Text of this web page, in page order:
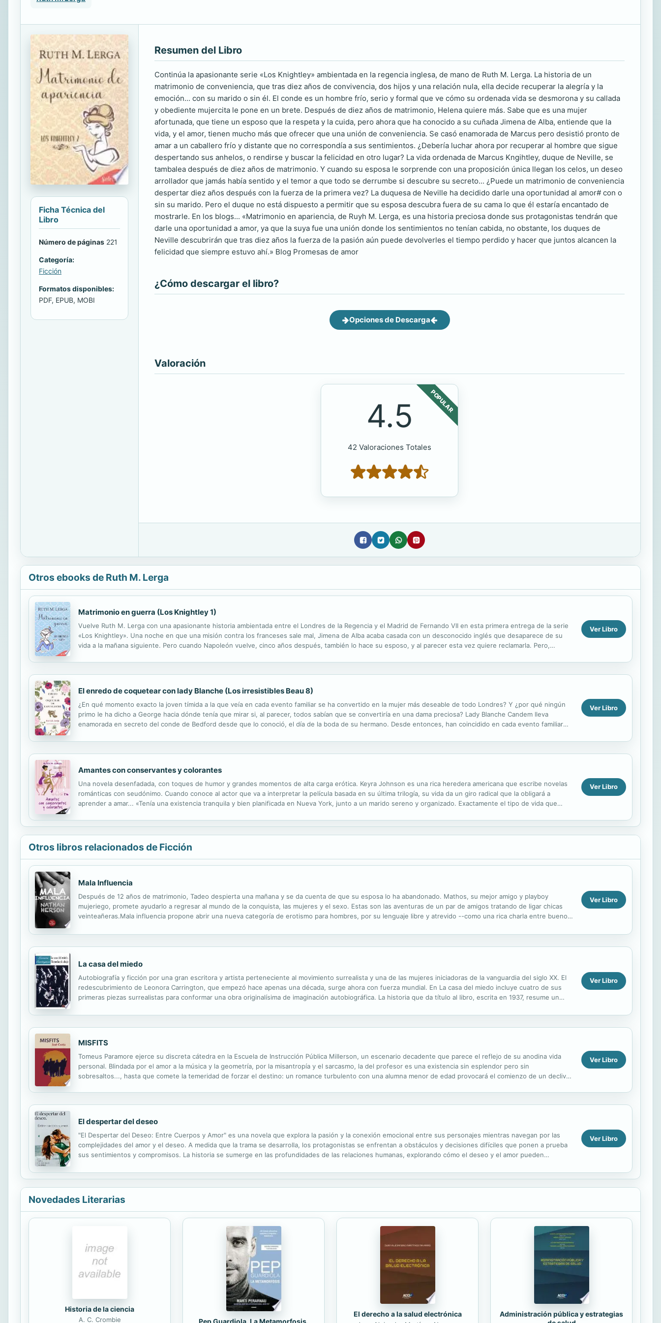
Ficha Técnica del
Libro
Número de páginas 221
Categoría:
Ficción
Formatos disponibles:
PDF, EPUB, MOBI
Resumen del Libro
Continúa la apasionante serie «Los Knightley» ambientada en la regencia inglesa, de mano de Ruth M. Lerga. La historia de un
matrimonio de conveniencia, que tras diez años de convivencia, dos hijos y una relación nula, ella decide recuperar la alegría y la
emoción... con su marido o sin él. El conde es un hombre frío, serio y formal que ve cómo su ordenada vida se desmorona y su callada
y obediente mujercita le pone en un brete. Después de diez años de matrimonio, Helena quiere más. Sabe que es una mujer
afortunada, que tiene un esposo que la respeta y la cuida, pero ahora que ha conocido a su cuñada Jimena de Alba, entiende que la
vida, y el amor, tienen mucho más que ofrecer que una unión de conveniencia. Se casó enamorada de Marcus pero desistió pronto de
amar a un caballero frío y distante que no correspondía a sus sentimientos. ¿Debería luchar ahora por recuperar al hombre que sigue
despertando sus anhelos, o rendirse y buscar la felicidad en otro lugar? La vida ordenada de Marcus Kngihtley, duque de Neville, se
tambalea después de diez años de matrimonio. Y cuando su esposa le sorprende con una proposición única llegan los celos, un deseo
arrollador que jamás había sentido y el temor a que todo se derrumbe si descubre su secreto... ¿Puede un matrimonio de conveniencia
despertar diez años después con la fuerza de la primera vez? La duquesa de Neville ha decidido darle una oportunidad al amor# con o
sin su marido. Pero el duque no está dispuesto a permitir que su esposa descubra fuera de su cama lo que él estaría encantado de
mostrarle. En los blogs... «Matrimonio en apariencia, de Ruyh M. Lerga, es una historia preciosa donde sus protagonistas tendrán que
darle una oportunidad a amor, ya que la suya fue una unión donde los sentimientos no tenían cabida, no obstante, los duques de
Neville descubrirán que tras diez años la fuerza de la pasión aún puede devolverles el tiempo perdido y hacer que juntos alcancen la
felicidad que siempre estuvo ahí.» Blog Promesas de amor
¿Cómo descargar el libro?
Opciones de Descarga
Valoración
POPULAR
4.5
42 Valoraciones Totales
Otros ebooks de Ruth M. Lerga
Matrimonio en guerra (Los Knightley 1)
Vuelve Ruth M. Lerga con una apasionante historia ambientada entre el Londres de la Regencia y el Madrid de Fernando VII en esta primera entrega de la serie
«Los Knightley». Una noche en que una misión contra los franceses sale mal, Jimena de Alba acaba casada con un desconocido inglés que desaparece de su
vida a la mañana siguiente. Pero cuando Napoleón vuelve, cinco años después, también lo hace su esposo, y al parecer esta vez quiere reclamarla. Pero,
Ver Libro
El enredo de coquetear con lady Blanche (Los irresistibles Beau 8)
¿En qué momento exacto la joven tímida a la que veía en cada evento familiar se ha convertido en la mujer más deseable de todo Londres? Y ¿por qué ningún
primo le ha dicho a George hacia dónde tenía que mirar si, al parecer, todos sabían que se convertiría en una dama preciosa? Lady Blanche Candem lleva
enamorada en secreto del conde de Bedford desde que lo conoció, el día de la boda de su hermano. Desde entonces, han coincidido en cada evento familiar
Ver Libro
Amantes con conservantes y colorantes
Una novela desenfadada, con toques de humor y grandes momentos de alta carga erótica. Keyra Johnson es una rica heredera americana que escribe novelas
románticas con seudónimo. Cuando conoce al actor que va a interpretar la película basada en su última trilogía, su vida da un giro radical que la obligará a
aprender a amar... «Tenía una existencia tranquila y bien planificada en Nueva York, junto a un marido sereno y organizado. Exactamente el tipo de vida que
Ver Libro
Otros libros relacionados de Ficción
Mala Influencia
Después de 12 años de matrimonio, Tadeo despierta una mañana y se da cuenta de que su esposa lo ha abandonado. Mathos, su mejor amigo y playboy
mujeriego, promete ayudarlo a regresar al mundo de la conquista, las mujeres y el sexo. Estas son las aventuras de un par de amigos tratando de ligar chicas
veinteañeras.Mala influencia propone abrir una nueva categoría de erotismo para hombres, por su lenguaje libre y atrevido --como una rica charla entre buenos
Ver Libro
La casa del miedo
Autobiografía y ficción por una gran escritora y artista perteneciente al movimiento surrealista y una de las mujeres iniciadoras de la vanguardia del siglo XX. El
redescubrimiento de Leonora Carrington, que empezó hace apenas una década, surge ahora con fuerza mundial. En La casa del miedo incluye cuatro de sus
primeras piezas surrealistas para conformar una obra originalísima de imaginación autobiográfica. La historia que da título al libro, escrita en 1937, resume un
Ver Libro
MISFITS
Tomeus Paramore ejerce su discreta cátedra en la Escuela de Instrucción Pública Millerson, un escenario decadente que parece el reflejo de su anodina vida
personal. Blindada por el amor a la música y la geometría, por la misantropía y el sarcasmo, la del profesor es una existencia sin esplendor pero sin
sobresaltos..., hasta que comete la temeridad de forzar el destino: un romance turbulento con una alumna menor de edad provocará el comienzo de un declive
Ver Libro
El despertar del deseo
"El Despertar del Deseo: Entre Cuerpos y Amor" es una novela que explora la pasión y la conexión emocional entre sus personajes mientras navegan por las
complejidades del amor y el deseo. A medida que la trama se desarrolla, los protagonistas se enfrentan a obstáculos y decisiones difíciles que ponen a prueba
sus sentimientos y compromisos. La historia se sumerge en las profundidades de las relaciones humanas, explorando cómo el deseo y el amor pueden
Ver Libro
Novedades Literarias
Historia de la ciencia
A. C. Crombie Pep Guardiola. La Metamorfosis.
El derecho a la salud electrónica
Administración pública y estrategias